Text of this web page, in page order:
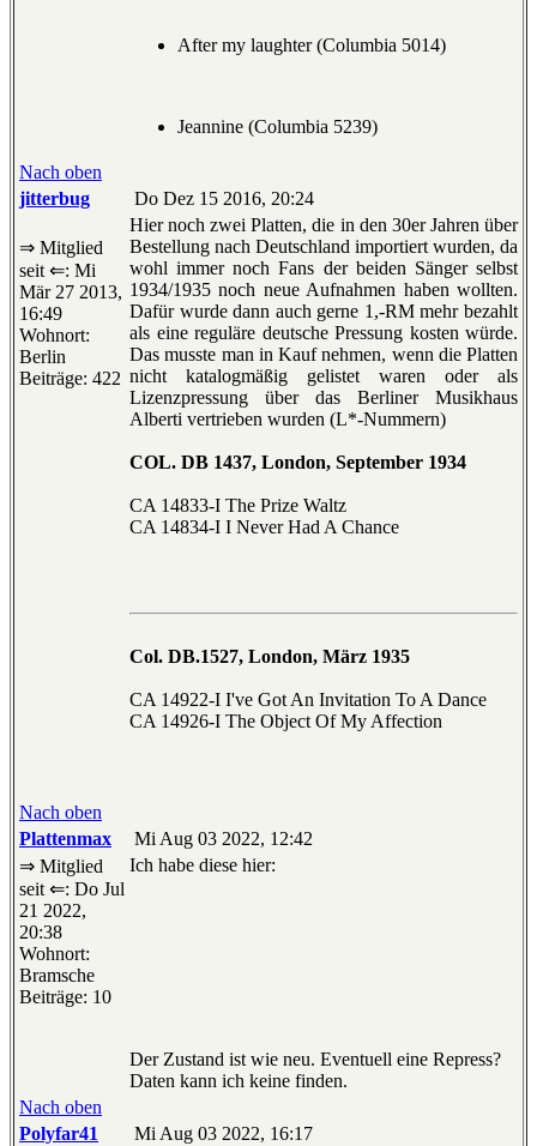
After my laughter (Columbia 5014)
Jeannine (Columbia 5239)
Nach oben
jitterbug
Do Dez 15 2016, 20:24
⇒ Mitglied
seit ⇐: Mi
Mär 27 2013,
16:49
Wohnort:
Berlin
Beiträge: 422
Hier noch zwei Platten, die in den 30er Jahren über
Bestellung nach Deutschland importiert wurden, da
wohl immer noch Fans der beiden Sänger selbst
1934/1935 noch neue Aufnahmen haben wollten.
Dafür wurde dann auch gerne 1,-RM mehr bezahlt
als eine reguläre deutsche Pressung kosten würde.
Das musste man in Kauf nehmen, wenn die Platten
nicht katalogmäßig gelistet waren oder als
Lizenzpressung über das Berliner Musikhaus
Alberti vertrieben wurden (L*-Nummern)
COL. DB 1437, London, September 1934
CA 14833-I The Prize Waltz
CA 14834-I I Never Had A Chance
Col. DB.1527, London, März 1935
CA 14922-I I've Got An Invitation To A Dance
CA 14926-I The Object Of My Affection
Nach oben
Plattenmax
Mi Aug 03 2022, 12:42
⇒ Mitglied
seit ⇐: Do Jul
21 2022,
20:38
Wohnort:
Bramsche
Beiträge: 10
Ich habe diese hier:
Der Zustand ist wie neu. Eventuell eine Repress?
Daten kann ich keine finden.
Nach oben
Polyfar41
Mi Aug 03 2022, 16:17